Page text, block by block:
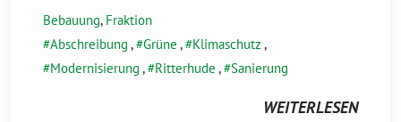
Bebauung, Fraktion
Abschreibung , Grüne , Klimaschutz ,
Modernisierung , Ritterhude , Sanierung
WEITERLESEN